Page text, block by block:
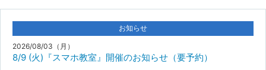
お知らせ
2026/08/03（月）
8/9 (火)『スマホ教室』開催のお知らせ（要予約）